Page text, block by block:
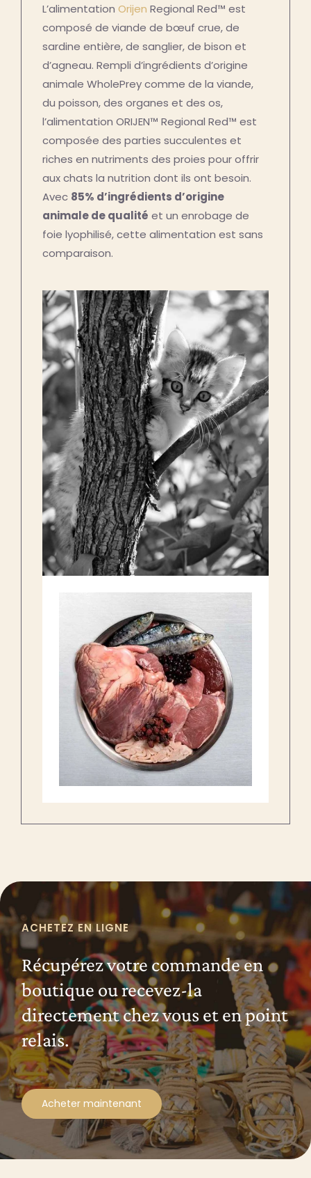
L’alimentation Orijen Regional Red™ est
composé de viande de bœuf crue, de
sardine entière, de sanglier, de bison et
d’agneau. Rempli d’ingrédients d’origine
animale WholePrey comme de la viande,
du poisson, des organes et des os,
l’alimentation ORIJEN™ Regional Red™ est
composée des parties succulentes et
riches en nutriments des proies pour offrir
aux chats la nutrition dont ils ont besoin.
Avec 85% d’ingrédients d’origine
animale de qualité et un enrobage de
foie lyophilisé, cette alimentation est sans
comparaison.
ACHETEZ EN LIGNE
Récupérez votre commande en
boutique ou recevez-la
directement chez vous et en point
relais.
Acheter maintenant